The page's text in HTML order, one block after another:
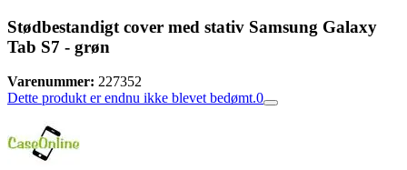
Stødbestandigt cover med stativ Samsung Galaxy
Tab S7 - grøn
Varenummer: 227352
Dette produkt er endnu ikke blevet bedømt.0